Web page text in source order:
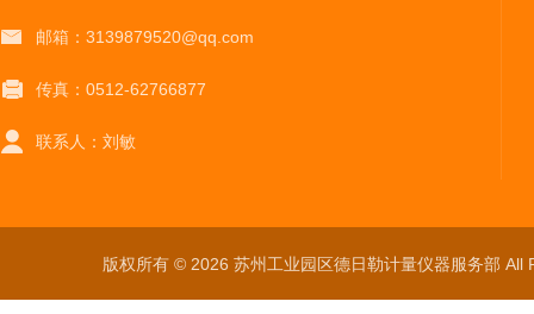
邮箱：3139879520@qq.com
传真：0512-62766877
联系人：刘敏
版权所有 © 2026 苏州工业园区德日勒计量仪器服务部